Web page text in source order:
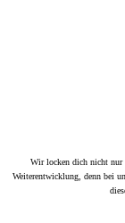
Wir locken dich nicht nur
Weiterentwicklung, denn bei